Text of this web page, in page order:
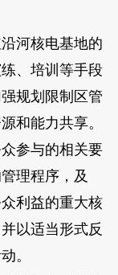
河核电基地的
、培训等手段
规划限制区管
和能力共享。
参与的相关要
理程序，及
利益的重大核
以适当形式反
。